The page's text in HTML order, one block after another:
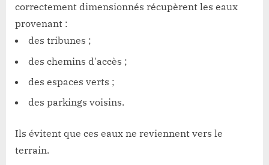
correctement dimensionnés récupèrent les eaux
provenant :
des tribunes ;
des chemins d'accès ;
des espaces verts ;
des parkings voisins.
Ils évitent que ces eaux ne reviennent vers le
terrain.